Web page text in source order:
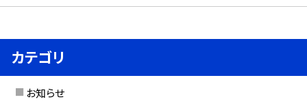
カテゴリ
お知らせ